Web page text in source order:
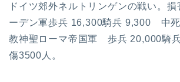
ドイツ郊外ネルトリンゲンの戦い。
ーデン軍歩兵 16,300騎兵 9,300 中
教神聖ローマ帝国軍 歩兵 20,000騎
傷3500人。